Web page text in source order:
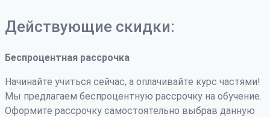
Действующие скидки:
Беспроцентная рассрочка
Начинайте учиться сейчас, а оплачивайте курс частями!
Мы предлагаем беспроцентную рассрочку на обучение.
Оформите рассрочку самостоятельно выбрав данную